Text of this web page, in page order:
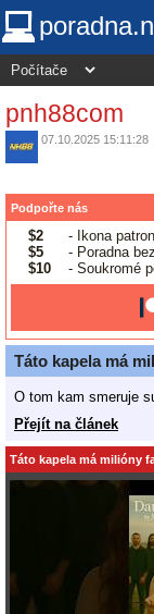
pnh88com
07.10.2025 15:11:28
Podpořte nás
$2
- Ikona
$5
- Poradna
$10
- Soukromé
Táto kapela má
O tom kam smeruje
Přejít na článek
Táto kapela má milióny